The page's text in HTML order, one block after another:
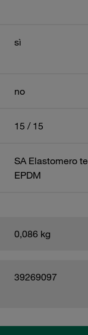
sì
no
15 / 15
SA Elastomero
EPDM
0,086 kg
39269097